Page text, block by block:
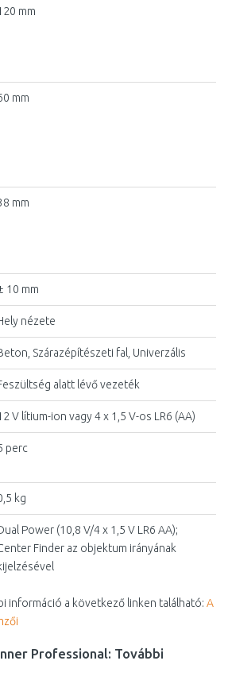
mm
mm
mm
10 mm
nézete
Szárazépítészeti fal, Univerzális
alatt lévő vezeték
V lítium-ion vagy 4 x 1,5 V-os LR6 (AA)
perc
kg
Power (10,8 V/4 x 1,5 V LR6 AA);
Finder az objektum irányának
információ a következő linken található: A
Professional: További